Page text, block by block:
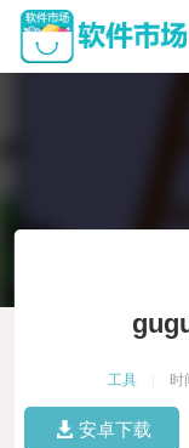
工具 时
安卓下载